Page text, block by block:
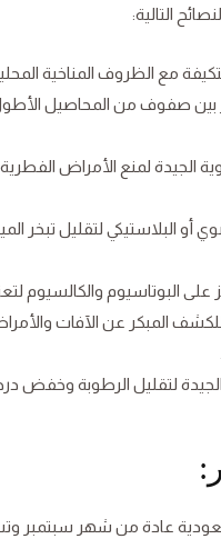
التالية:
مع الظروف المناخية
بين صفوف من المحاصيل
الجيدة لمنع الأمراض
البلاستيكي لتقليل تبخر
البوتاسيوم والكالسيوم
للكشف المبكر عن الآفات
لتقليل الرطوبة وخفض
عادة من شهر سبتمبر